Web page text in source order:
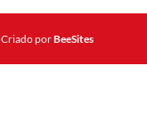
Criado porBeeSites